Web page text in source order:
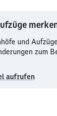
und
zum
aufrufen